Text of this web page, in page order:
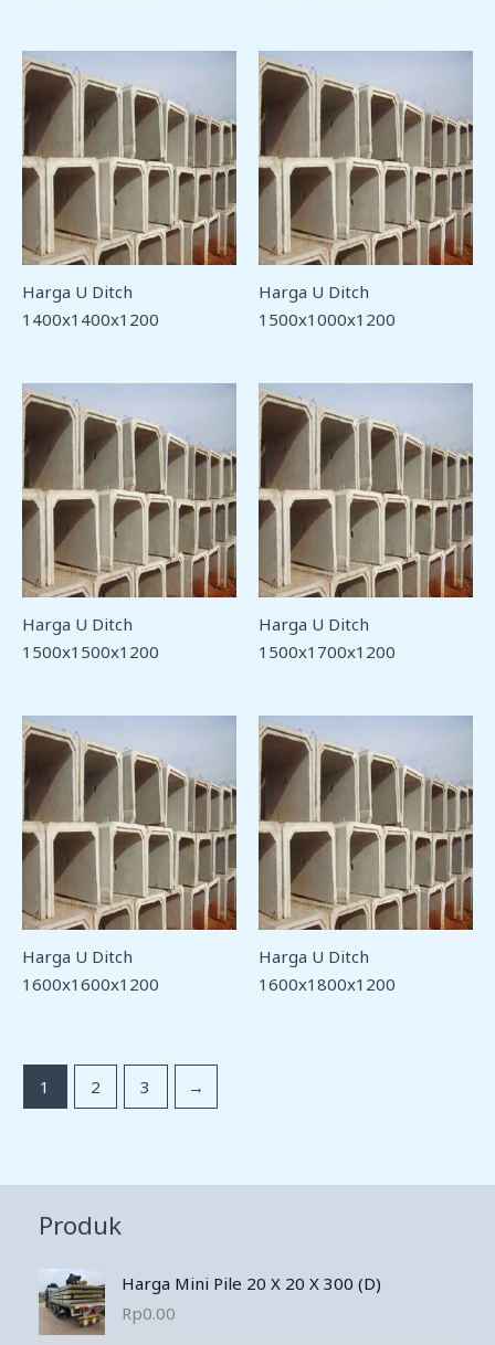
Harga U Ditch
1400x1400x1200
Harga U Ditch
1500x1000x1200
Harga U Ditch
1500x1500x1200
Harga U Ditch
1500x1700x1200
Harga U Ditch
1600x1600x1200
Harga U Ditch
1600x1800x1200
1 2 3 →
Produk
Harga Mini Pile 20 X 20 X 300 (D)
Rp0.00